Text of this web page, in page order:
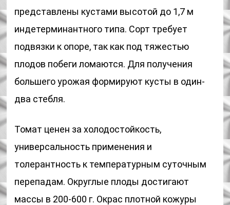
представлены кустами высотой до 1,7 м
индетерминантного типа. Сорт требует
подвязки к опоре, так как под тяжестью
плодов побеги ломаются. Для получения
большего урожая формируют кусты в один-
два стебля.
Томат ценен за холодостойкость,
универсальность применения и
толерантность к температурным суточным
перепадам. Округлые плоды достигают
массы в 200-600 г. Окрас плотной кожуры